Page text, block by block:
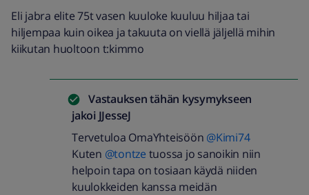
Eli jabra elite 75t vasen kuuloke kuuluu hiljaa tai
hiljempaa kuin oikea ja takuuta on viellä jäljellä mihin
kiikutan huoltoon t:kimmo
Vastauksen tähän kysymykseen
jakoi JJesseJ
Tervetuloa OmaYhteisöön @Kimi74
Kuten @tontze tuossa jo sanoikin niin
helpoin tapa on tosiaan käydä niiden
kuulokkeiden kanssa meidän